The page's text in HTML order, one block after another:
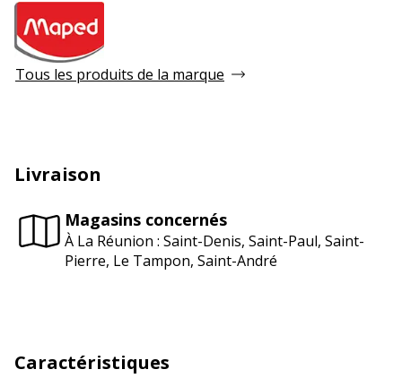
Tous les produits de la marque
Livraison
Magasins concernés
À La Réunion : Saint-Denis, Saint-Paul, Saint-
Pierre, Le Tampon, Saint-André
Caractéristiques